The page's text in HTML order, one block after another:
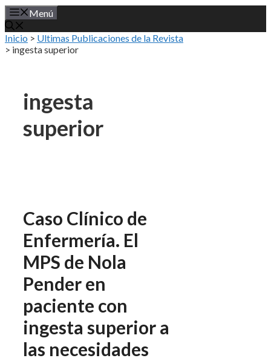
Menú
Inicio > Ultimas Publicaciones de la Revista
> ingesta superior
ingesta
superior
Caso Clínico de
Enfermería. El
MPS de Nola
Pender en
paciente con
ingesta superior a
las necesidades